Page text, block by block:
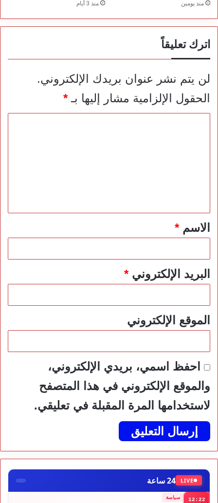
منذ يومين منذ 3 أيام
اترك تعليقاً
لن يتم نشر عنوان بريدك الإلكتروني.
الحقول الإلزامية مشار إليها بـ*
*الاسم*
البريد الإلكتروني*
الموقع الإلكتروني
احفظ اسمي، بريدي الإلكتروني،
والموقع الإلكتروني في هذا المتصفح
لاستخدامها المرة المقبلة في تعليقي.
LIVE 24 ساعة
12:22 سياسة